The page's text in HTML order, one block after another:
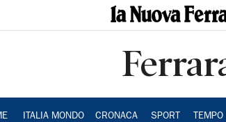
ITALIA MONDO CRONACA SPORT